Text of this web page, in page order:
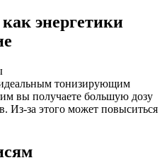
энергетики
тонизирующим
вы получаете большую дозу
Из-за этого может повыситься